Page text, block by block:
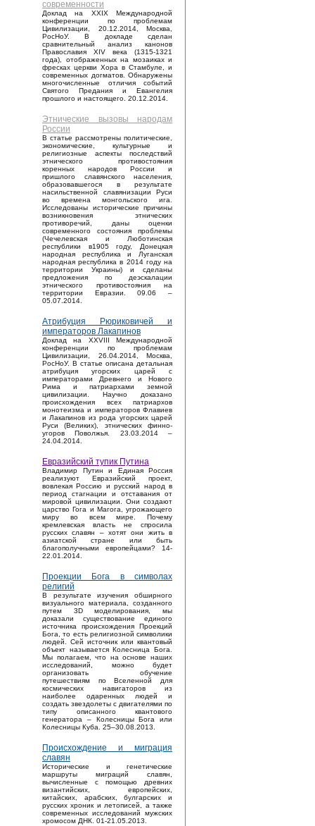
современности
Доклад на XXIX Международной
конференции по проблемам
Цивилизации, 20.12.2014, Москва,
РосНоУ. В докладе сделан
сравнительный анализ канонов
Православия XIV века (1315-1321
года), отображенных на мозаиках и
фресках церкви Хора в Стамбуле, и
современных догматов. Обнаружены
многочисленные отличия событий
Святого Предания и Евангелия
прошлого и настоящего. 20.12.2014.
Этнические вызовы народам
России
В статье рассмотрены политические,
экономические, культурные и
религиозные аспекты последствий
этнического противостояния
коренных народов России и
пришлого славянского населения,
образовавшегося в результате
насильственной славянизации Руси
во времена монгольского ига.
Исследованы исторические причины
возникновения этнических
противоречий, даны оценки
современного состояния проблемы
(Чечелевская и Люботинская
республики в1905 году, Донецкая
народная республика и Луганская
народная республика в 2014 году на
территории Украины) и сделаны
предложения по деэскалации
этнического противостояния на
территории Евразии. 09.06 –
05.07.2014.
Атрибуция Рюриковичей и
императоров Лакапинов
Доклад на XXVIII Международной
конференции по проблемам
Цивилизации, 26.04.2014, Москва,
РосНоУ. В статье описана детальная
атрибуция угорских царей с
императорами Древнего и Нового
Рима и патриархами земной
цивилизации. Научно доказано
происхождения всех патриархов
монотеизма и императоров Флавиев
и Лакапинов из рода угорских царей
Руси (Великих), этнических финно-
угоров Поволжья. 23.03.2014 –
24.04.2014.
Евразийский тупик Путина
Владимир Путин и Единая Россия
реализуют Евразийский проект,
вовлекая Россию и русский народ в
период стагнации и отставания от
мировой цивилизации. Они создают
царство Гога и Магога, угрожающего
миру во всем мире. Почему
кремлевская власть не спросила
русских славян – хотят они жить в
азиатской стране или быть
благополучными европейцами? 14-
22.01.2014.
Проекции Бога в символах
религий
В результате изучения обширного
визуального материала, созданного
путем 3D моделирования, мы
доказали существование единого
источника происхождения Проекций
Бога, то есть религиозной символики
людей. Сей источник или квантовый
объект называется Колесница Бога.
Мы полагаем, что на основе наших
исследований, можно будет
организовать обучение
путешествиям по Вселенной для
космических навигаторов из
наиболее одаренных людей и
создать звездолеты с двигателями по
типу описанного квантового
генератора – Колесницы Бога или
Колесницы Куба. 25–30.08.2013.
Происхождение и миграция
славян
Исторические и генетические
маршруты миграций славян,
вычисленные с помощью древних
византийских, европейских,
китайских, арабских, булгарских и
русских хроник и летописей, а также
современных исследований мужских
хромосом ДНК. 01-21.05.2013.